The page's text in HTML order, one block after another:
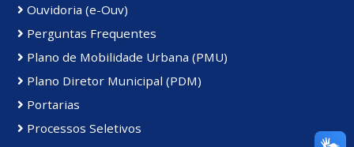
Ouvidoria (e-Ouv)
Perguntas Frequentes
Plano de Mobilidade Urbana (PMU)
Plano Diretor Municipal (PDM)
Portarias
Processos Seletivos